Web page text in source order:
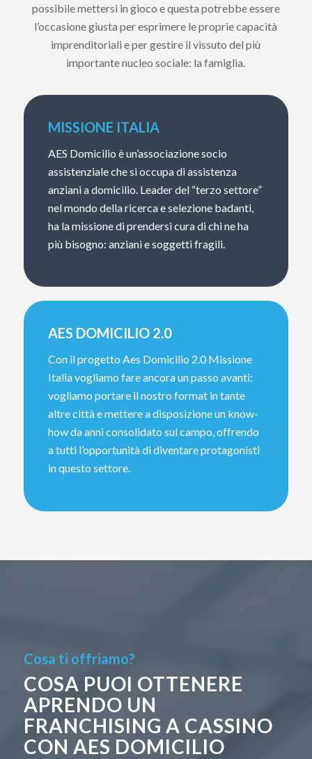
possibile mettersi in gioco e questa potrebbe essere
l’occasione giusta per esprimere le proprie capacità
imprenditoriali e per gestire il vissuto del più
importante nucleo sociale: la famiglia.
MISSIONE ITALIA
AES Domicilio è un’associazione socio
assistenziale che si occupa di assistenza
anziani a domicilio. Leader del “terzo settore”
nel mondo della ricerca e selezione badanti,
ha la missione di prendersi cura di chi ne ha
più bisogno: anziani e soggetti fragili.
AES DOMICILIO 2.0
Con il progetto Aes Domicilio 2.0 Missione
Italia vogliamo fare ancora un passo avanti:
vogliamo portare il nostro format in tante
altre città e mettere a disposizione un know-
how da anni consolidato sul campo, offrendo
a tutti l’opportunità di diventare protagonisti
in questo settore.
Cosa ti offriamo?
COSA PUOI OTTENERE
APRENDO UN
FRANCHISING A CASSINO
CON AES DOMICILIO